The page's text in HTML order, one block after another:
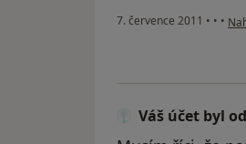
7. července 2011 • • •
Váš účet byl